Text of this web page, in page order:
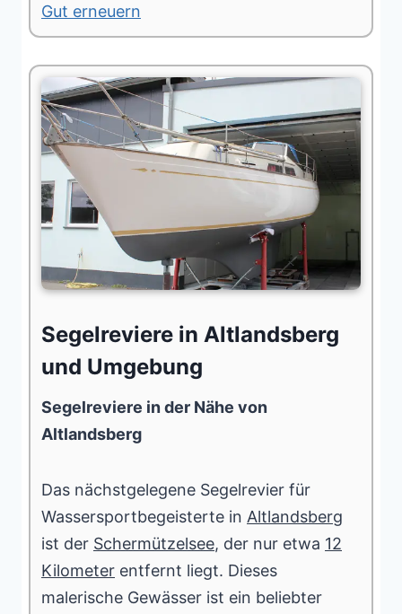
Gut erneuern
Segelreviere in Altlandsberg
und Umgebung
Segelreviere in der Nähe von
Altlandsberg
Das nächstgelegene Segelrevier für
Wassersportbegeisterte in Altlandsberg
ist der Schermützelsee, der nur etwa 12
Kilometer entfernt liegt. Dieses
malerische Gewässer ist ein beliebter